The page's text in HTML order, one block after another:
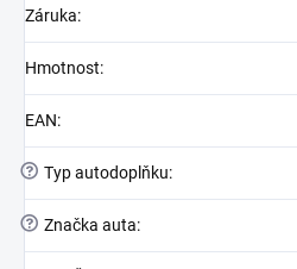
Záruka:
Hmotnost:
EAN:
? Typ autodoplňku:
? Značka auta: